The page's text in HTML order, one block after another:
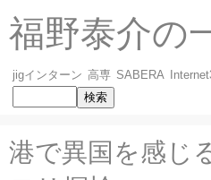
福野泰介の
jigインターン 高専 SABERA
港で異国を感じ